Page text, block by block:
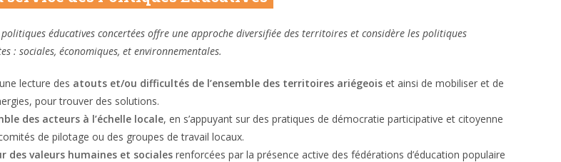
éducatives concertées offre une approche diversifiée des territoires et considère les politiques
: sociales, économiques, et environnementales.
lecture des atouts et/ou difficultés de l’ensemble des territoires ariégeois et ainsi de mobiliser et de
pour trouver des solutions.
des acteurs à l’échelle locale, en s’appuyant sur des pratiques de démocratie participative et citoyenne
de pilotage ou des groupes de travail locaux.
des valeurs humaines et sociales renforcées par la présence active des fédérations d’éducation populaire